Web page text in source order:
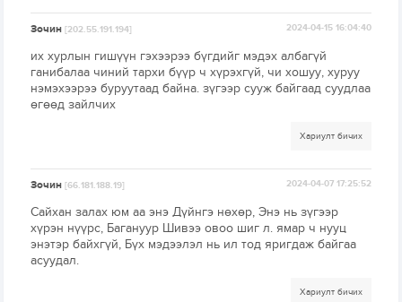
Зочин[202.55.191.194] 2024-04-15 16:04:40
их хурлын гишүүн гэхээрээ бүгдийг мэдэх албагүй
ганибалаа чиний тархи бүүр ч хүрэхгүй, чи хошуу, хуруу
нэмэхээрээ буруутаад байна. зүгээр сууж байгаад суудлаа
өгөөд зайлчих
Хариулт бичих
Зочин[66.181.188.19] 2024-04-07 17:25:52
Сайхан залах юм аа энэ Дүйнгэ нөхөр, Энэ нь зүгээр
хүрэн нүүрс, Багануур Шивээ овоо шиг л. ямар ч нууц
энэтэр байхгүй, Бүх мэдээлэл нь ил тод яригдаж байгаа
асуудал.
Хариулт бичих